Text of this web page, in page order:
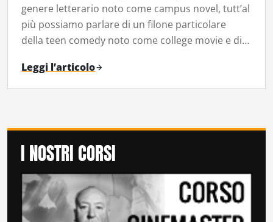
genere letterario noto come campus novel, tutt’al
più possiamo parlare di un filone particolare
della teen comedy noto come college movie e di…
Leggi l’articolo
I NOSTRI CORSI